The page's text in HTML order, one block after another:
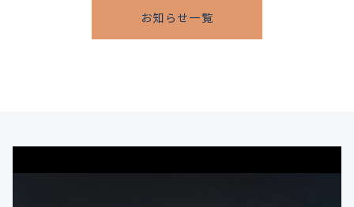
お知らせ一覧